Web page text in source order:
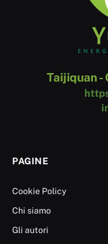
Taijiquan -
PAGINE
Cookie Policy
Chi siamo
Gli autori